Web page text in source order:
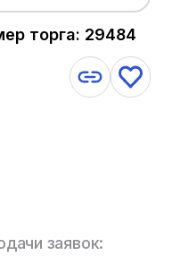
торга: 29484
заявок: